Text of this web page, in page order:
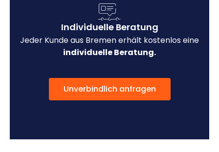
Individuelle Beratung
Jeder Kunde aus Bremen erhält kostenlos eine
individuelle Beratung.
Unverbindlich anfragen